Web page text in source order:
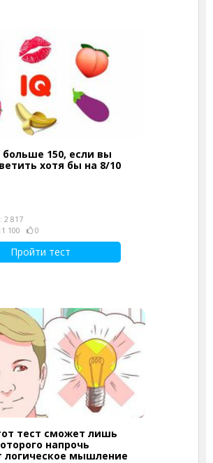
150, если вы
хотя бы на 8/10
2 817
100
0
Пройти тест
тест сможет лишь
напрочь
логическое мышление